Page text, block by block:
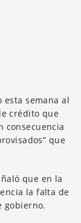
esta semana al
crédito que
consecuencia
que
que en la
la falta de
gobierno.